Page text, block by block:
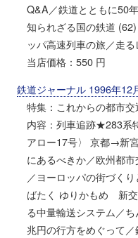
Q&A／鉄道とともに50
知られざる国の鉄道
ッパ高速列車の旅／走
当店価格：550 円
鉄道ジャーナル 1996年12
特集：これからの都市
内容：列車追跡★283系
アロー17号〉 京都→新
にあるべきか／欧州都
／ヨーロッパの街づく
ばたく ゆりかもめ 新
る中量輸送システム／
兆円の行方をめぐって